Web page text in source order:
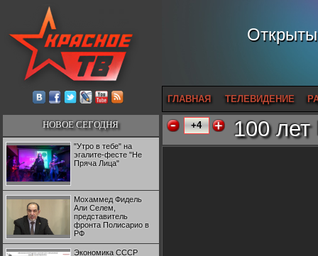
ГЛАВНАЯ ТЕЛЕВИДЕНИЕ
НОВОЕ СЕГОДНЯ
"Утро в тебе" на
эгалите-фесте "Не
Пряча Лица"
Мохаммед Фидель
Али Селем,
представитель
фронта Полисарио в
РФ
Экономика СССР
+4 100